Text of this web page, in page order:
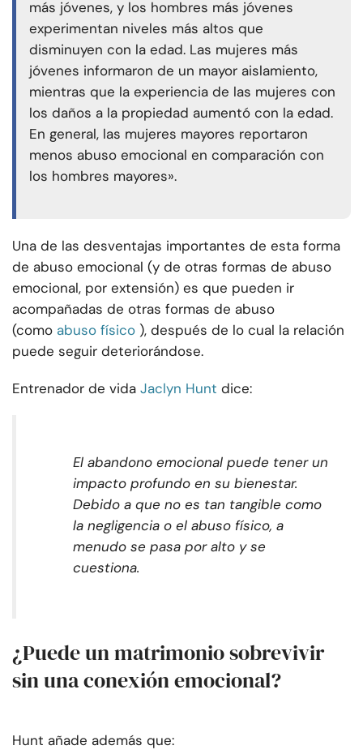
más jóvenes, y los hombres más jóvenes
experimentan niveles más altos que
disminuyen con la edad. Las mujeres más
jóvenes informaron de un mayor aislamiento,
mientras que la experiencia de las mujeres con
los daños a la propiedad aumentó con la edad.
En general, las mujeres mayores reportaron
menos abuso emocional en comparación con
los hombres mayores».
Una de las desventajas importantes de esta forma
de abuso emocional (y de otras formas de abuso
emocional, por extensión) es que pueden ir
acompañadas de otras formas de abuso
(como abuso físico ), después de lo cual la relación
puede seguir deteriorándose.
Entrenador de vida Jaclyn Hunt dice:
El abandono emocional puede tener un
impacto profundo en su bienestar.
Debido a que no es tan tangible como
la negligencia o el abuso físico, a
menudo se pasa por alto y se
cuestiona.
¿Puede un matrimonio sobrevivir
sin una conexión emocional?
Hunt añade además que: